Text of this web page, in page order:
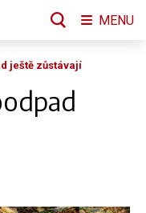
ještě zůstávají
MENU